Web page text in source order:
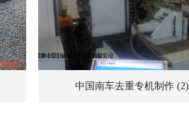
中国南车去重专机制作 (2)